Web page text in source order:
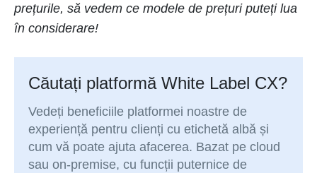
prețurile, să vedem ce modele de prețuri puteți lua
în considerare!
Căutați platformă White Label CX?
Vedeți beneficiile platformei noastre de
experiență pentru clienți cu etichetă albă și
cum vă poate ajuta afacerea. Bazat pe cloud
sau on-premise, cu funcții puternice de